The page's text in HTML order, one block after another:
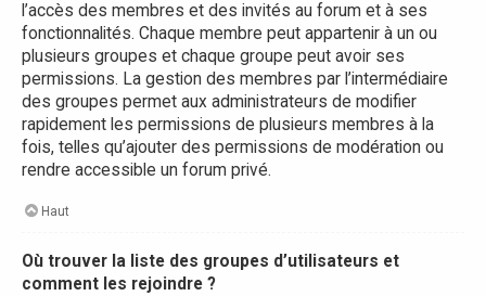
l’accès des membres et des invités au forum et à ses
fonctionnalités. Chaque membre peut appartenir à un ou
plusieurs groupes et chaque groupe peut avoir ses
permissions. La gestion des membres par l’intermédiaire
des groupes permet aux administrateurs de modifier
rapidement les permissions de plusieurs membres à la
fois, telles qu’ajouter des permissions de modération ou
rendre accessible un forum privé.
Haut
Où trouver la liste des groupes d’utilisateurs et
comment les rejoindre ?